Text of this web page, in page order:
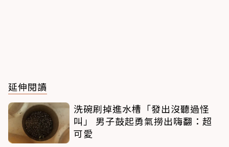
延伸閱讀
洗碗刷掉進水槽「發出沒聽過怪
叫」 男子鼓起勇氣撈出嗨翻：超
可愛